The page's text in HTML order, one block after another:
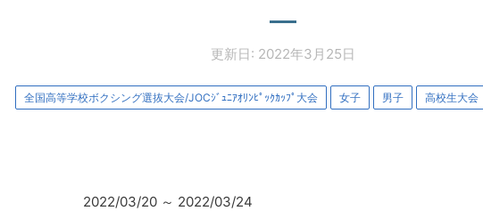
更新日: 2022年3月25日
全国高等学校ボクシング選抜大会/JOCｼﾞｭﾆｱｵﾘﾝﾋﾟｯｸｶｯﾌﾟ大会 女子 男子 高校生大会
2022/03/20～ 2022/03/24